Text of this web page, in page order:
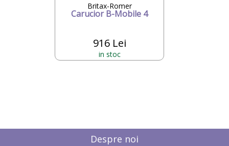
Britax-Romer
Carucior B-Mobile 4
916 Lei
in stoc
Despre noi